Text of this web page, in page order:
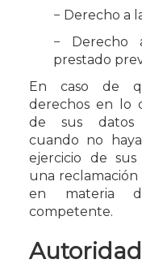
− Derecho a
− Derecho
prestado
En caso de
derechos en lo
de sus datos
cuando no
ejercicio de
una
en materia
competente.